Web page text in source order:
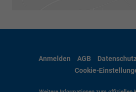
Anmelden AGB
Cookie-